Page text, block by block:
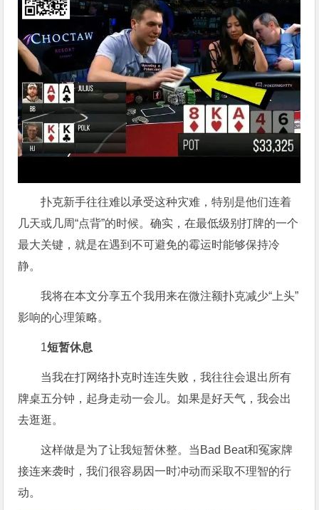
扑克新手往往难以承受这种灾难，特别是他们连着
几天或几周“点背”的时候。确实，在最低级别打牌的一个
最大关键，就是在遇到不可避免的霉运时能够保持冷
静。
我将在本文分享五个我用来在微注额扑克减少“上头”
影响的心理策略。
1短暂休息
当我在打网络扑克时连连失败，我往往会退出所有
牌桌五分钟，起身走动一会儿。如果是好天气，我会出
去逛逛。
这样做是为了让我短暂休整。当Bad Beat和冤家牌
接连来袭时，我们很容易因一时冲动而采取不理智的行
动。